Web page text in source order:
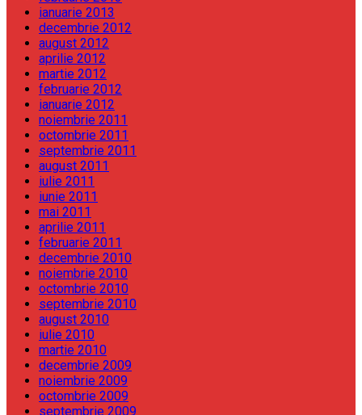
ianuarie 2013
decembrie 2012
august 2012
aprilie 2012
martie 2012
februarie 2012
ianuarie 2012
noiembrie 2011
octombrie 2011
septembrie 2011
august 2011
iulie 2011
iunie 2011
mai 2011
aprilie 2011
februarie 2011
decembrie 2010
noiembrie 2010
octombrie 2010
septembrie 2010
august 2010
iulie 2010
martie 2010
decembrie 2009
noiembrie 2009
octombrie 2009
septembrie 2009